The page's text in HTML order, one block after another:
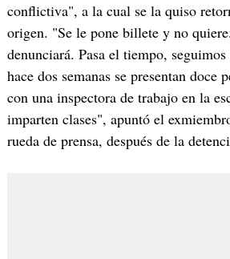
conflictiva", a la cual se la quiso
origen. "Se le pone billete y no
denunciará. Pasa el tiempo,
hace dos semanas se presentan doce
con una inspectora de trabajo en la
imparten clases", apuntó el
rueda de prensa, después de la